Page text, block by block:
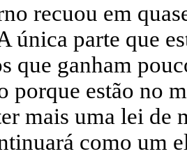
recuou em
única parte que
que ganham
porque estão no
mais uma lei de
como um